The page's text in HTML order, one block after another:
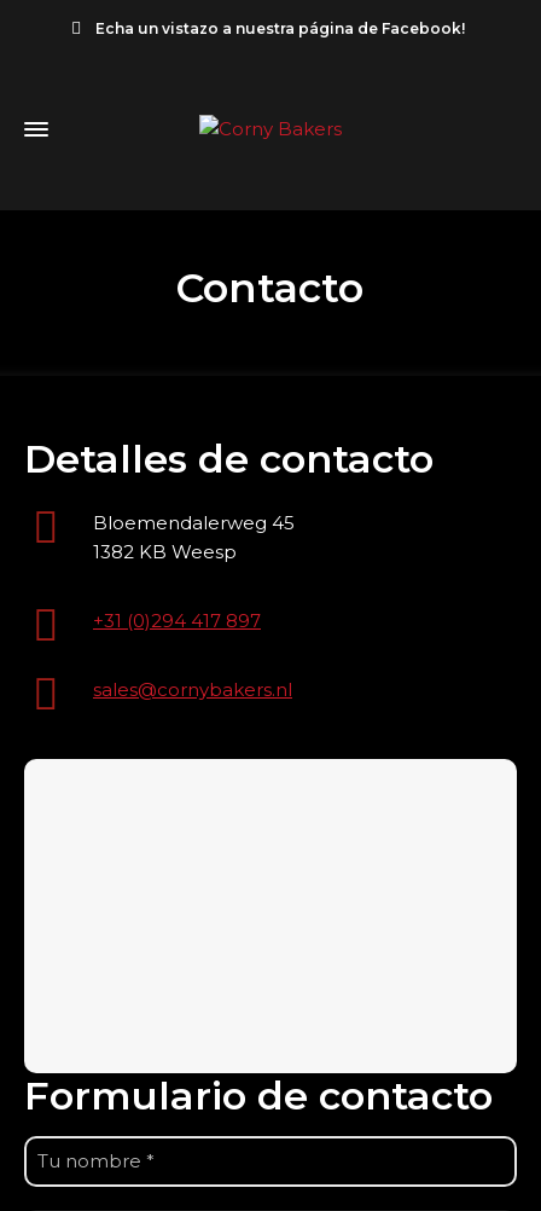
Echa un vistazo a nuestra página de Facebook!
Contacto
Detalles de contacto
Bloemendalerweg 45
1382 KB Weesp
+31 (0)294 417 897
sales@cornybakers.nl
Formulario de contacto